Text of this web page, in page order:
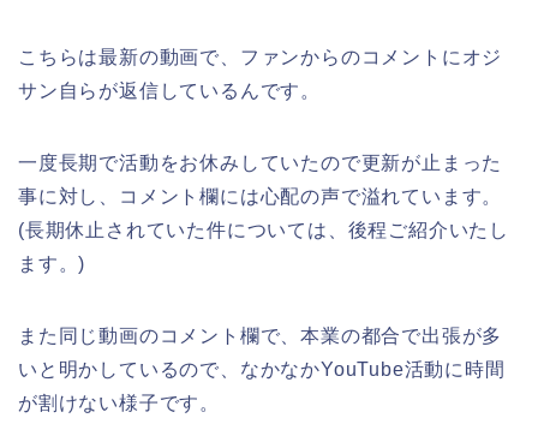
こちらは最新の動画で、ファンからのコメントにオジ
サン自らが返信しているんです。
一度長期で活動をお休みしていたので更新が止まった
事に対し、コメント欄には心配の声で溢れています。
(長期休止されていた件については、後程ご紹介いたし
ます。)
また同じ動画のコメント欄で、本業の都合で出張が多
いと明かしているので、なかなかYouTube活動に時間
が割けない様子です。